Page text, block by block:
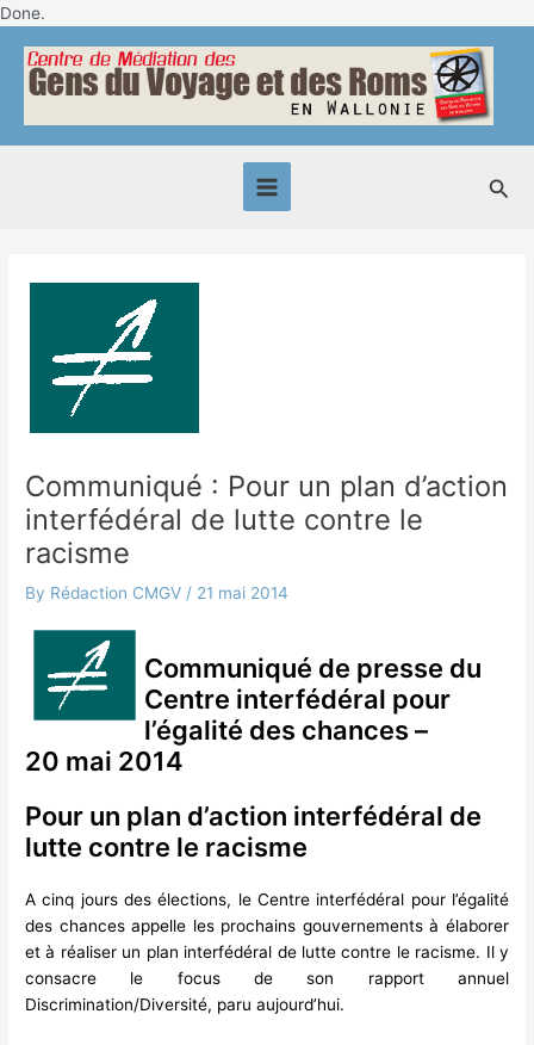
Done.
content
Main
Menu
Communiqué : Pour un plan d’action
interfédéral de lutte contre le
racisme
By Rédaction CMGV/ 21 mai 2014
Communiqué de presse du
Centre interfédéral pour
l’égalité des chances –
20 mai 2014
Pour un plan d’action interfédéral de
lutte contre le racisme
A cinq jours des élections, le Centre interfédéral pour l’égalité
des chances appelle les prochains gouvernements à élaborer
et à réaliser un plan interfédéral de lutte contre le racisme. Il y
consacre le focus de son rapport annuel
Discrimination/Diversité, paru aujourd’hui.
navigation